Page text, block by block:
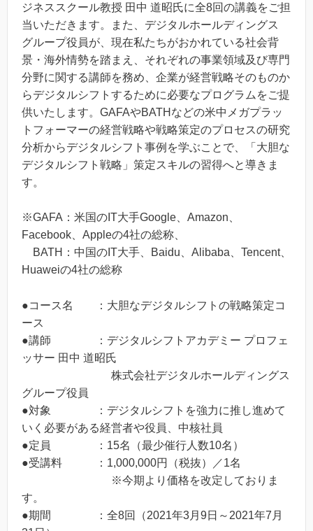
ジネススクール教授 田中 道昭氏に全8回の講義をご担
当いただきます。また、デジタルホールディングス
グループ役員が、現在私たちがおかれている社会背
景・海外情勢を踏まえ、それぞれの事業領域及び専門
分野に関する講師を務め、企業が経営戦略そのものか
らデジタルシフトするために必要なプログラムをご提
供いたします。GAFAやBATHなどの米中メガプラッ
トフォーマーの経営戦略や戦略策定のプロセスの研究
分析からデジタルシフト事例を学ぶことで、「大胆な
デジタルシフト戦略」策定スキルの習得へと導きま
す。
※GAFA：米国のIT大手Google、Amazon、
Facebook、Appleの4社の総称、
BATH：中国のIT大手、Baidu、Alibaba、Tencent、
Huaweiの4社の総称
●コース名 ：大胆なデジタルシフトの戦略策定コ
ース
●講師 ：デジタルシフトアカデミー プロフェ
ッサー 田中 道昭氏
株式会社デジタルホールディングス
グループ役員
●対象 ：デジタルシフトを強力に推し進めて
いく必要がある経営者や役員、中核社員
●定員 ：15名（最少催行人数10名）
●受講料 ：1,000,000円（税抜）／1名
※今期より価格を改定しておりま
す。
●期間 ：全8回（2021年3月9日～2021年7月